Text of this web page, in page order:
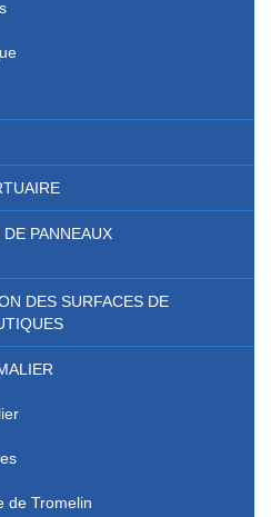
PANNEAUX
DES SURFACES DE
de Tromelin